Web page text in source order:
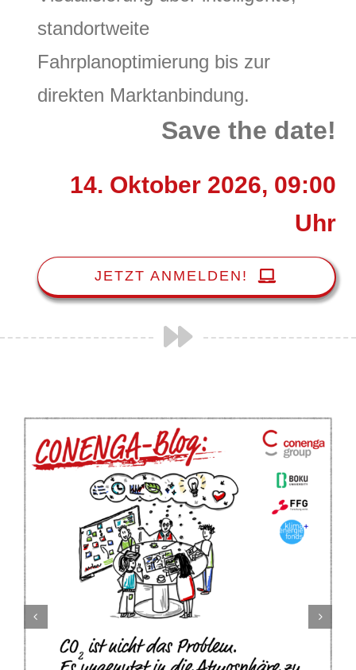
standortweite
Fahrplanoptimierung bis zur
direkten Marktanbindung.
Save the date!
14. Oktober 2026, 09:00
Uhr
JETZT ANMELDEN!